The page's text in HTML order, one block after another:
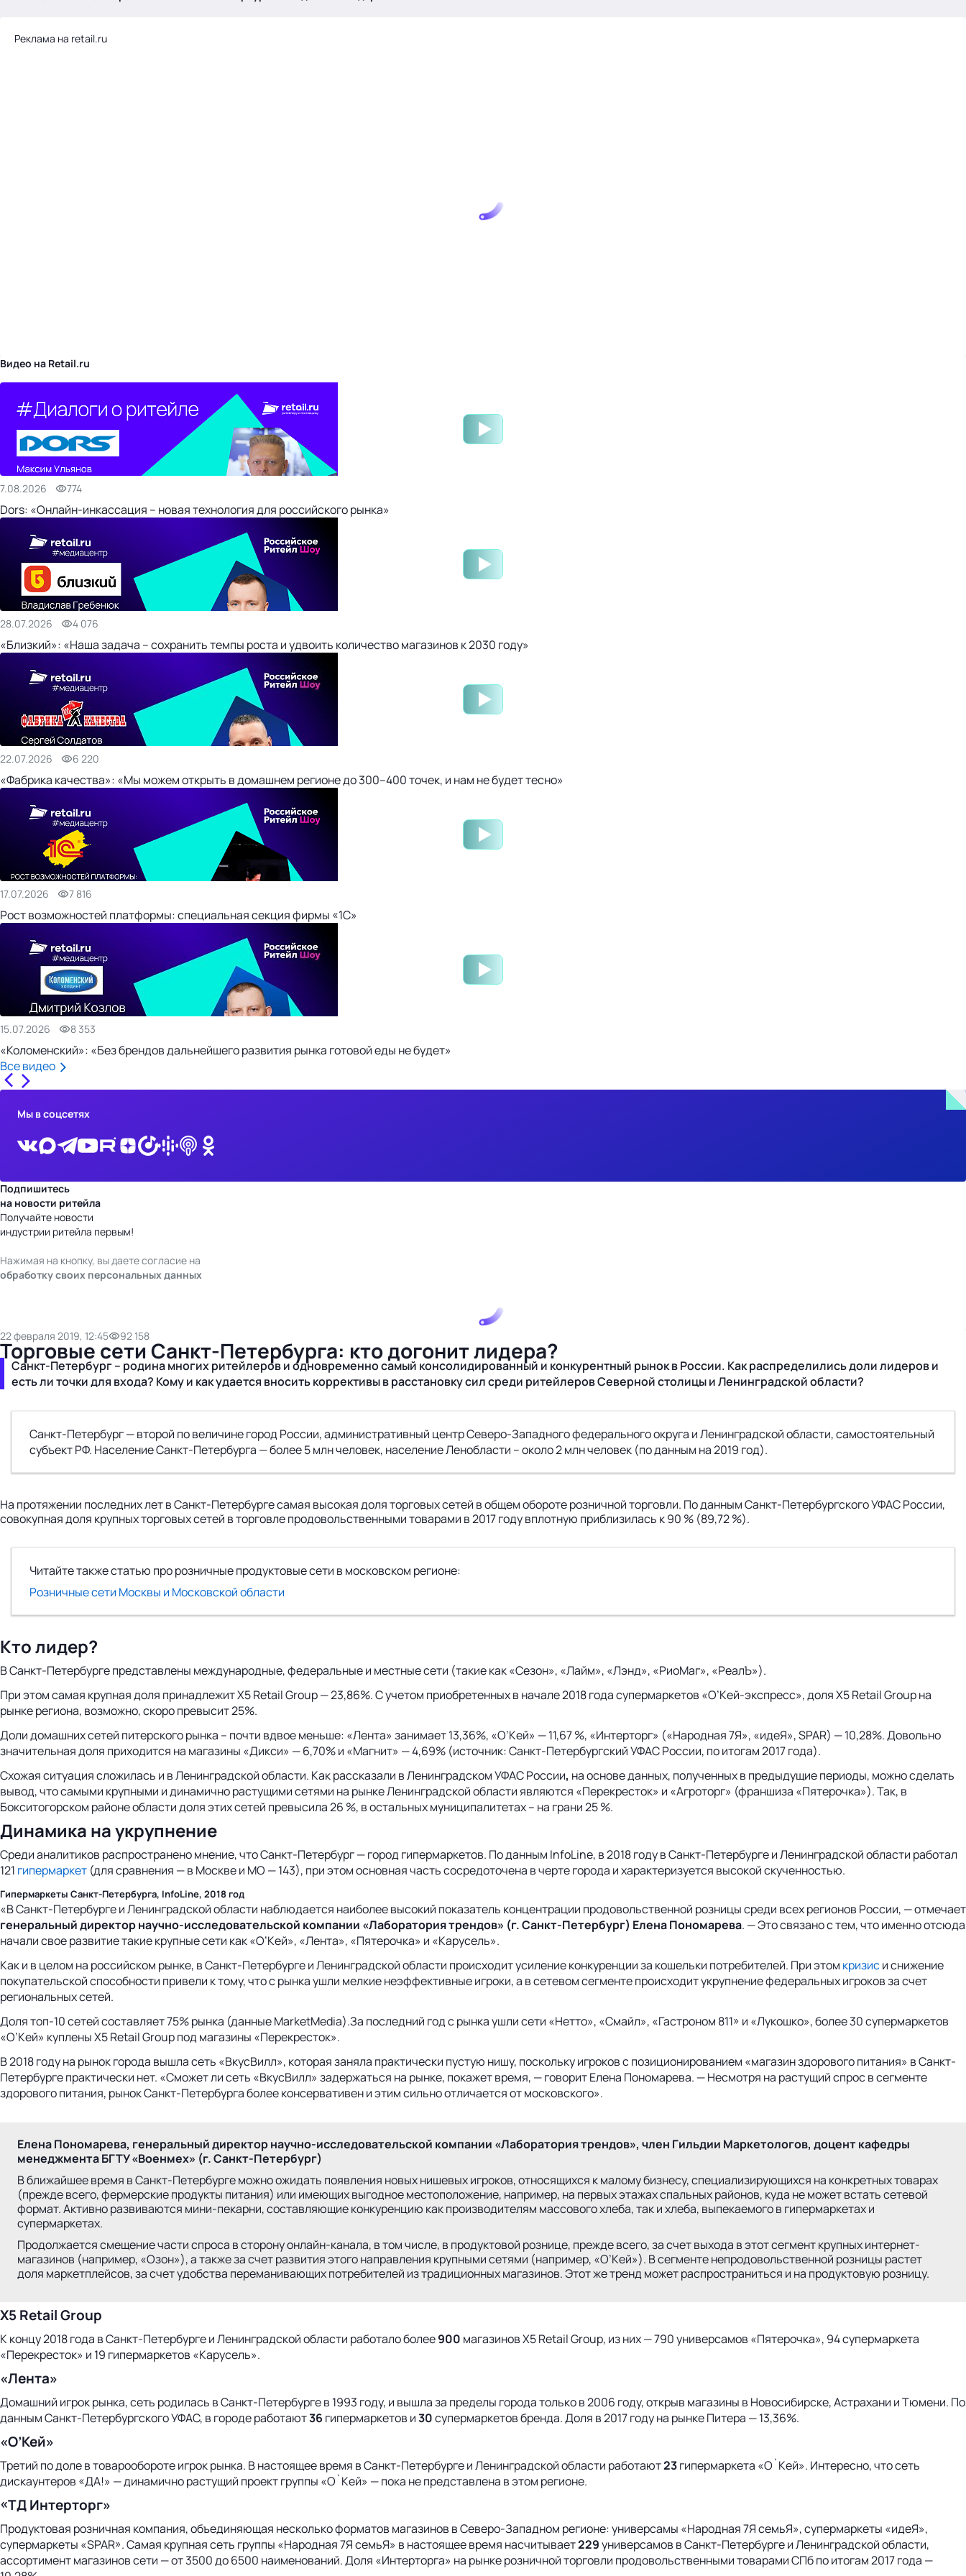
Реклама на retail.ru
Видео на Retail.ru
7.08.2026 774
Dors: «Онлайн-инкассация – новая технология для российского рынка»
28.07.2026 4 076
«Близкий»: «Наша задача – сохранить темпы роста и удвоить количество магазинов к 2030 году»
22.07.2026 6 220
«Фабрика качества»: «Мы можем открыть в домашнем регионе до 300–400 точек, и нам не будет тесно»
17.07.2026 7 816
Рост возможностей платформы: специальная секция фирмы «1С»
15.07.2026 8 353
«Коломенский»: «Без брендов дальнейшего развития рынка готовой еды не будет»
Все видео
Мы в соцсетях
Подпишитесь
на новости ритейла
Получайте новости
индустрии ритейла первым!
Нажимая на кнопку, вы даете согласие на
обработку своих персональных данных
22 февраля 2019, 12:45 92 158
Торговые сети Санкт-Петербурга: кто догонит лидера?
Санкт-Петербург – родина многих ритейлеров и одновременно самый консолидированный и конкурентный рынок в России. Как распределились доли лидеров и
есть ли точки для входа? Кому и как удается вносить коррективы в расстановку сил среди ритейлеров Северной столицы и Ленинградской области?
Санкт-Петербург — второй по величине город России, административный центр Северо-Западного федерального округа и Ленинградской области, самостоятельный
субъект РФ. Население Санкт-Петербурга — более 5 млн человек, население Ленобласти – около 2 млн человек (по данным на 2019 год).
На протяжении последних лет в Санкт-Петербурге самая высокая доля торговых сетей в общем обороте розничной торговли. По данным Санкт-Петербургского УФАС России,
совокупная доля крупных торговых сетей в торговле продовольственными товарами в 2017 году вплотную приблизилась к 90 % (89,72 %).
Читайте также статью про розничные продуктовые сети в московском регионе:
Розничные сети Москвы и Московской области
Кто лидер?
В Санкт-Петербурге представлены международные, федеральные и местные сети (такие как «Сезон», «Лайм», «Лэнд», «РиоМаг», «РеалЪ»).
При этом самая крупная доля принадлежит X5 Retail Group — 23,86%. С учетом приобретенных в начале 2018 года супермаркетов «О’Кей-экспресс», доля X5 Retail Group на
рынке региона, возможно, скоро превысит 25%.
Доли домашних сетей питерского рынка – почти вдвое меньше: «Лента» занимает 13,36%, «О’Кей» — 11,67 %, «Интерторг» («Народная 7Я», «идеЯ», SPAR) — 10,28%. Довольно
значительная доля приходится на магазины «Дикси» — 6,70% и «Магнит» — 4,69% (источник:Санкт-Петербургский УФАС России, по итогам 2017 года).
Схожая ситуация сложилась и в Ленинградской области. Как рассказали в Ленинградском УФАС России, на основе данных, полученных в предыдущие периоды, можно сделать
вывод, что самыми крупными и динамично растущими сетями на рынке Ленинградской области являются «Перекресток» и «Агроторг» (франшиза «Пятерочка»). Так, в
Бокситогорском районе области доля этих сетей превысила 26 %, в остальных муниципалитетах – на грани 25 %.
Динамика на укрупнение
Среди аналитиков распространено мнение, что Санкт-Петербург — город гипермаркетов. По данным InfoLine, в 2018 году в Санкт-Петербурге и Ленинградской области работал
121 гипермаркет (для сравнения — в Москве и МО — 143), при этом основная часть сосредоточена в черте города и характеризуется высокой скученностью.
Гипермаркеты Санкт-Петербурга, InfoLine, 2018 год
«В Санкт-Петербурге и Ленинградской области наблюдается наиболее высокий показатель концентрации продовольственной розницы среди всех регионов России, — отмечает
генеральный директор научно-исследовательской компании «Лаборатория трендов» (г. Санкт-Петербург) Елена Пономарева. — Это связано с тем, что именно отсюда
начали свое развитие такие крупные сети как «О’Кей», «Лента», «Пятерочка» и «Карусель».
Как и в целом на российском рынке, в Санкт-Петербурге и Ленинградской области происходит усиление конкуренции за кошельки потребителей. При этом кризиси снижение
покупательской способности привели к тому, что с рынка ушли мелкие неэффективные игроки, а в сетевом сегменте происходит укрупнение федеральных игроков за счет
региональных сетей.
Доля топ-10 сетей составляет 75% рынка (данные MarketMedia).За последний год с рынка ушли сети «Нетто», «Смайл», «Гастроном 811» и «Лукошко», более 30 супермаркетов
«О’Кей» куплены Х5 Retail Group под магазины «Перекресток».
В 2018 году на рынок города вышла сеть «ВкусВилл», которая заняла практически пустую нишу, поскольку игроков с позиционированием «магазин здорового питания» в Санкт-
Петербурге практически нет. «Сможет ли сеть «ВкусВилл» задержаться на рынке, покажет время, — говорит Елена Пономарева. — Несмотря на растущий спрос в сегменте
здорового питания, рынок Санкт-Петербурга более консервативен и этим сильно отличается от московского».
Елена Пономарева, генеральный директор научно-исследовательской компании «Лаборатория трендов», член Гильдии Маркетологов, доцент кафедры
менеджмента БГТУ «Военмех» (г. Санкт-Петербург)
В ближайшее время в Санкт-Петербурге можно ожидать появления новых нишевых игроков, относящихся к малому бизнесу, специализирующихся на конкретных товарах
(прежде всего, фермерские продукты питания) или имеющих выгодное местоположение, например, на первых этажах спальных районов, куда не может встать сетевой
формат. Активно развиваются мини-пекарни, составляющие конкуренцию как производителям массового хлеба, так и хлеба, выпекаемого в гипермаркетах и
супермаркетах.
Продолжается смещение части спроса в сторону онлайн-канала, в том числе, в продуктовой рознице, прежде всего, за счет выхода в этот сегмент крупных интернет-
магазинов (например, «Озон»), а также за счет развития этого направления крупными сетями (например, «О’Кей»). В сегменте непродовольственной розницы растет
доля маркетплейсов, за счет удобства переманивающих потребителей из традиционных магазинов. Этот же тренд может распространиться и на продуктовую розницу.
X5 Retail Group
К концу 2018 года в Санкт-Петербурге и Ленинградской области работало более900 магазинов X5 Retail Group, из них — 790 универсамов «Пятерочка», 94 супермаркета
«Перекресток» и 19 гипермаркетов «Карусель».
«Лента»
Домашний игрок рынка, сеть родилась в Санкт-Петербурге в 1993 году, и вышла за пределы города только в 2006 году, открыв магазины в Новосибирске, Астрахани и Тюмени. По
данным Санкт-Петербургского УФАС, в городе работают36 гипермаркетов и30супермаркетов бренда. Доля в 2017 году на рынке Питера — 13,36%.
«O’Кей»
Третий по доле в товарообороте игрок рынка. В настоящее время в Санкт-Петербурге и Ленинградской области работают23гипермаркета «О`Кей». Интересно, что сеть
дискаунтеров «ДА!» — динамично растущий проект группы «О`Кей» — пока не представлена в этом регионе.
«ТД Интерторг»
Продуктовая розничная компания, объединяющая несколько форматов магазинов в Северо-Западном регионе: универсамы «Народная 7Я семьЯ», супермаркеты «идеЯ»,
супермаркеты «SPAR». Самая крупная сеть группы «Народная 7Я семьЯ» в настоящее время насчитывает229универсамов в Санкт-Петербурге и Ленинградской области,
ассортимент магазинов сети — от 3500 до 6500 наименований. Доля «Интерторга» на рынке розничной торговли продовольственными товарами СПб по итогам 2017 года —